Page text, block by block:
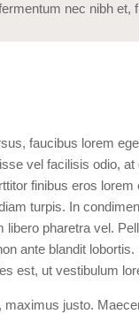
nec nibh et,
faucibus lorem
vel facilisis odio, at
finibus eros
turpis. In
pharetra vel.
ante blandit
est, ut vestibulum
justo.